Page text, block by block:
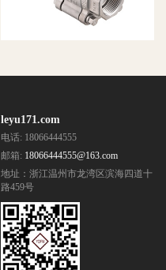
leyu171.com
电话: 18066444555
邮箱: 18066444555@163.com
地址：浙江温州市龙湾区滨海四道十
路459号